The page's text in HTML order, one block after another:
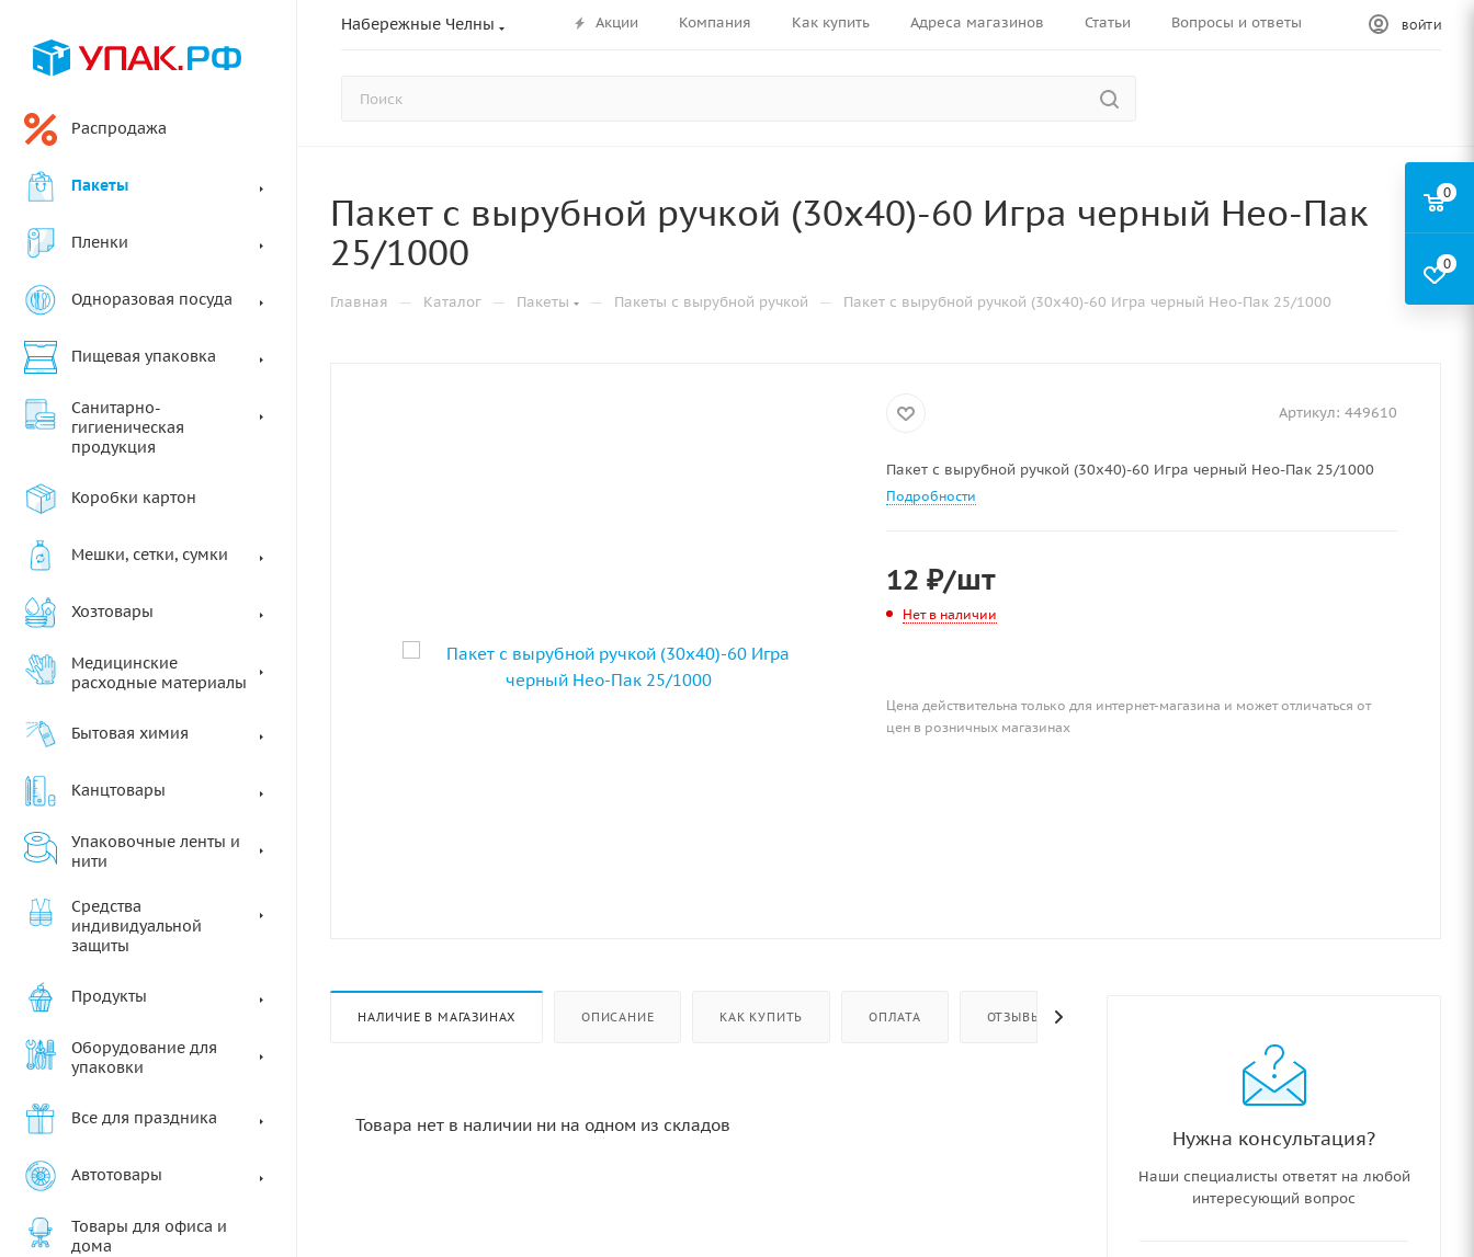
Набережные Челны Акции Компания Как купить Адреса магазинов Статьи Вопросы и ответы ВОЙТИ
Распродажа
Пакеты
Пленки
Одноразовая посуда
Пищевая упаковка
Санитарно-
гигиеническая
продукция
Коробки картон
Мешки, сетки, сумки
Хозтовары
Медицинские
расходные материалы
Бытовая химия
Канцтовары
Упаковочные ленты и
нити
Средства
индивидуальной
защиты
Продукты
Оборудование для
упаковки
Все для праздника
Автотовары
Товары для офиса и
дома
Пакет с вырубной ручкой (30х40)-60 Игра черный Нео-Пак
25/1000
Главная — Каталог — Пакеты — Пакеты с вырубной ручкой — Пакет с вырубной ручкой (30х40)-60 Игра черный Нео-Пак 25/1000
Артикул: 449610
Пакет с вырубной ручкой (30х40)-60 Игра черный Нео-Пак 25/1000
Подробности
12 ₽/шт
Нет в наличии
Цена действительна только для интернет-магазина и может отличаться от
цен в розничных магазинах
НАЛИЧИЕ В МАГАЗИНАХ ОПИСАНИЕ КАК КУПИТЬ ОПЛАТА ОТЗЫВЫ
Товара нет в наличии ни на одном из складов
Нужна консультация?
Наши специалисты ответят на любой
интересующий вопрос
0
0